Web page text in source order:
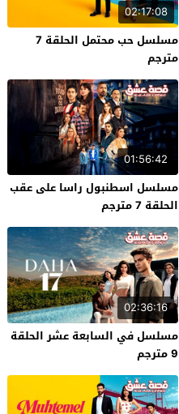
02:17:08
مسلسل حب محتمل الحلقة 7
مترجم
01:56:42
مسلسل اسطنبول راسا على عقب
الحلقة 7 مترجم
02:36:16
مسلسل في السابعة عشر الحلقة
9 مترجم